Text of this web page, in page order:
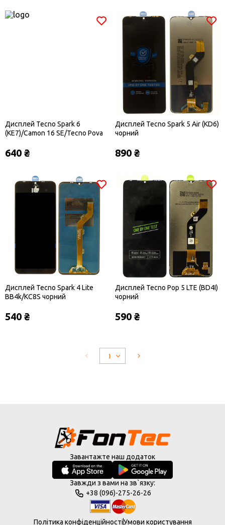
Дисплей Tecno Spark 6
(KE7)/Camon 16 SE/Tecno Pova
640 ₴
Дисплей Tecno Spark 5 Air (KD6)
чорний
890 ₴
Дисплей Tecno Spark 4 Lite
BB4k/KC8S чорний
540 ₴
Дисплей Tecno Pop 5 LTE (BD4I)
чорний
590 ₴
Завантажте наш додаток
Завжди з вами на зв`язку:
+38 (096)-275-26-26
Політика конфіденційностіУмови користування